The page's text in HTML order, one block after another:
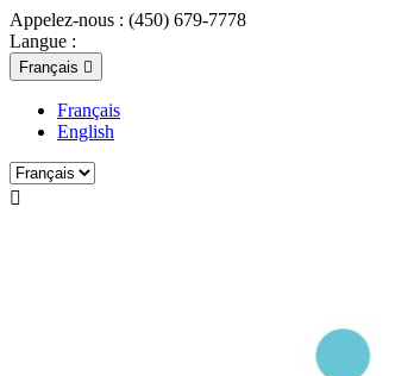
Appelez-nous : (450) 679-7778
Langue :
Français 
Français
English
